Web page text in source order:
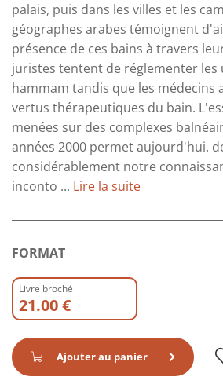
palais, puis dans les villes et les
géographes arabes témoignent
présence de ces bains à travers
juristes tentent de réglementer les
hammam tandis que les médecins
vertus thérapeutiques du bain.
menées sur des complexes
années 2000 permet aujourd'hui.
considérablement notre
inconto ... Lire la suite
FORMAT
Livre broché
21.00 €
Ajouter au panier